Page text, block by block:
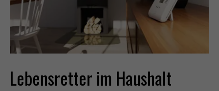
Lebensretter im Haushalt